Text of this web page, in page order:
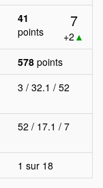
41
points
7
+2 ▲
578 points
3 / 32.1 / 52
52 / 17.1 / 7
1 sur 18